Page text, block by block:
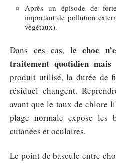
Après un épisode de
important de pollution
végétaux).
Dans ces cas, le choc
traitement quotidien
produit utilisé, la durée de
résiduel changent.
avant que le taux de chlore
plage normale expose les
cutanées et oculaires.
Le point de bascule entre